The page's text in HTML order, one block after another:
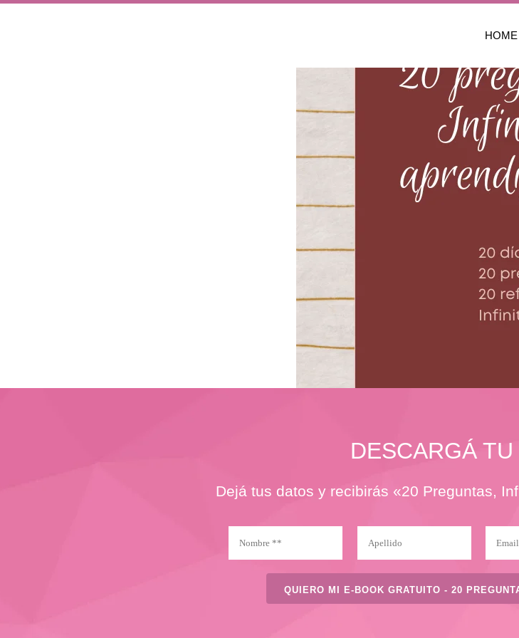
HOME
DESCARGÁ
Dejá tus datos y recibirás «20 Preguntas,